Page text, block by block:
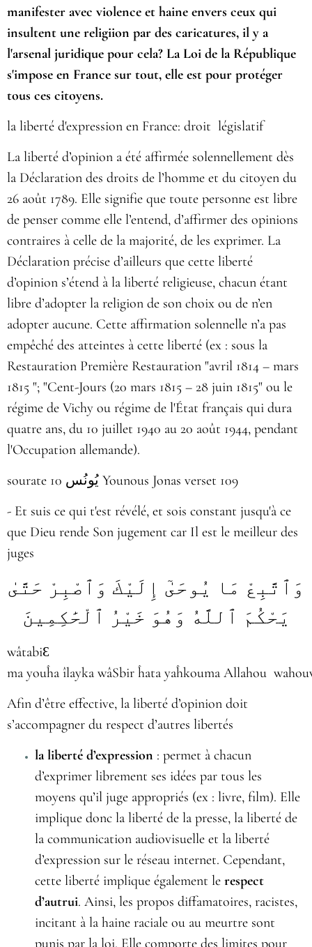
manifester avec violence et haine envers ceux qui
insultent une religiion par des caricatures, il y a
l'arsenal juridique pour cela? La Loi de la République
s'impose en France sur tout, elle est pour protéger
tous ces citoyens.
la liberté d'expression en France: droit législatif
La liberté d’opinion a été affirmée solennellement dès
la Déclaration des droits de l’homme et du citoyen du
26 août 1789. Elle signifie que toute personne est libre
de penser comme elle l’entend, d’affirmer des opinions
contraires à celle de la majorité, de les exprimer. La
Déclaration précise d’ailleurs que cette liberté
d’opinion s’étend à la liberté religieuse, chacun étant
libre d’adopter la religion de son choix ou de n’en
adopter aucune. Cette affirmation solennelle n’a pas
empêché des atteintes à cette liberté (ex : sous la
Restauration Première Restauration "avril 1814 – mars
1815 "; "Cent-Jours (20 mars 1815 – 28 juin 1815" ou le
régime de Vichy ou régime de l'État français qui dura
quatre ans, du 10 juillet 1940 au 20 août 1944, pendant
l'Occupation allemande).
sourate 10 يُونُس Younous Jonas verset 109
- Et suis ce qui t'est révélé, et sois constant jusqu'à ce
que Dieu rende Son jugement car Il est le meilleur des
juges
وَٱتَّبِعْ مَا يُوحَىٰٓ إِلَيْكَ وَٱصْبِرْ حَتَّىٰ
يَحْكُمَ ٱللَّهُ وَهُوَ خَيْرُ ٱلْحَٰكِمِينَ
wâtabiƐ
ma youĥa îlayka wâSbir ĥata yaĥkouma Allahou
Afin d’être effective, la liberté d’opinion doit
s’accompagner du respect d’autres libertés
la liberté d’expression : permet à chacun
d’exprimer librement ses idées par tous les
moyens qu’il juge appropriés (ex : livre, film). Elle
implique donc la liberté de la presse, la liberté de
la communication audiovisuelle et la liberté
d’expression sur le réseau internet. Cependant,
cette liberté implique également le respect
d’autrui. Ainsi, les propos diffamatoires, racistes,
incitant à la haine raciale ou au meurtre sont
punis par la loi. Elle comporte des limites pour